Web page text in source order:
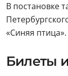
В постановке
«Синяя птица».
Билеты